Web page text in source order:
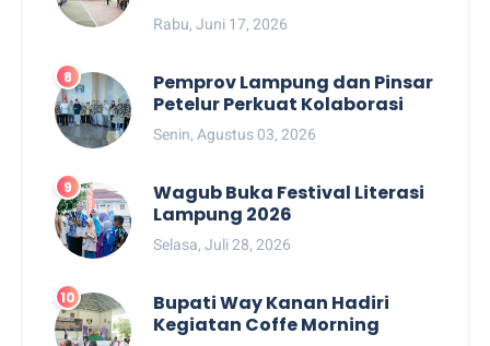
Rabu, Juni 17, 2026
Pemprov Lampung dan Pinsar
Petelur Perkuat Kolaborasi
Senin, Agustus 03, 2026
Wagub Buka Festival Literasi
Lampung 2026
Selasa, Juli 28, 2026
Bupati Way Kanan Hadiri
Kegiatan Coffe Morning